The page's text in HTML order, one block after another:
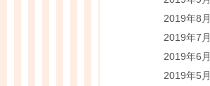
2019年8月
2019年7月
2019年6月
2019年5月